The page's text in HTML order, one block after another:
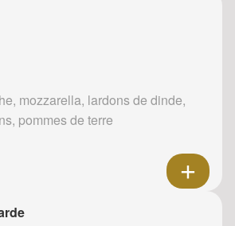
mozzarella, lardons de dinde,
pommes de terre